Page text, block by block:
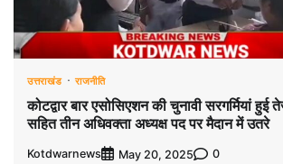
उत्तराखंड राजनीति
कोटद्वार बार एसोसिएशन की चुनावी सरगर्मियां हुई
सहित तीन अधिवक्ता अध्यक्ष पद पर मैदान में उतरे
Kotdwarnews May 20, 2025 0